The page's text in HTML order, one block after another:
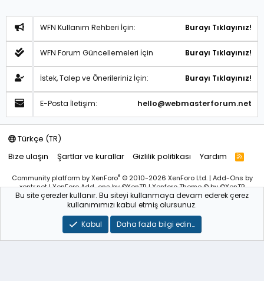
WFN Kullanım Rehberi İçin: Burayı Tıklayınız!
WFN Forum Güncellemeleri İçin Burayı Tıklayınız!
İstek, Talep ve Önerileriniz İçin: Burayı Tıklayınız!
E-Posta İletişim: hello@webmasterforum.net
Türkçe (TR)
Bize ulaşın
Şartlar ve kurallar Gizlilik politikası Yardım
R
S
Community platform by XenForo® © 2010-2026 XenForo Ltd.| Add-Ons by
xentr.net |XenForo Add-onsby ©XenTR|Xenforo Theme© by ©XenTR
Sitemiz bünyesindeki içerikleri izinsiz kullananlar hakkında T.C.K
kanun ve yönetmeliklerine göre yasal işlem başlatılacağını
alandan yazılı olarak beyan ederiz!
WebmasterForum.NET – Tüm Hakları Saklıdır © 2025-2026
Bu site çerezler kullanır. Bu siteyi kullanmaya devam ederek çerez
kullanımımızı kabul etmiş olursunuz.
Kabul
Daha fazla bilgi edin…